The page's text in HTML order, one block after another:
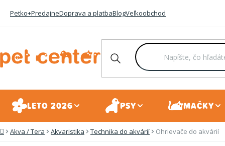
Petko+PredajneDoprava a platbaBlogVeľkoobchod
LETO 2026 PSY MAČKY
DomovAkva / Tera Akvaristika Technika do akvárií Ohrievače do akvárií